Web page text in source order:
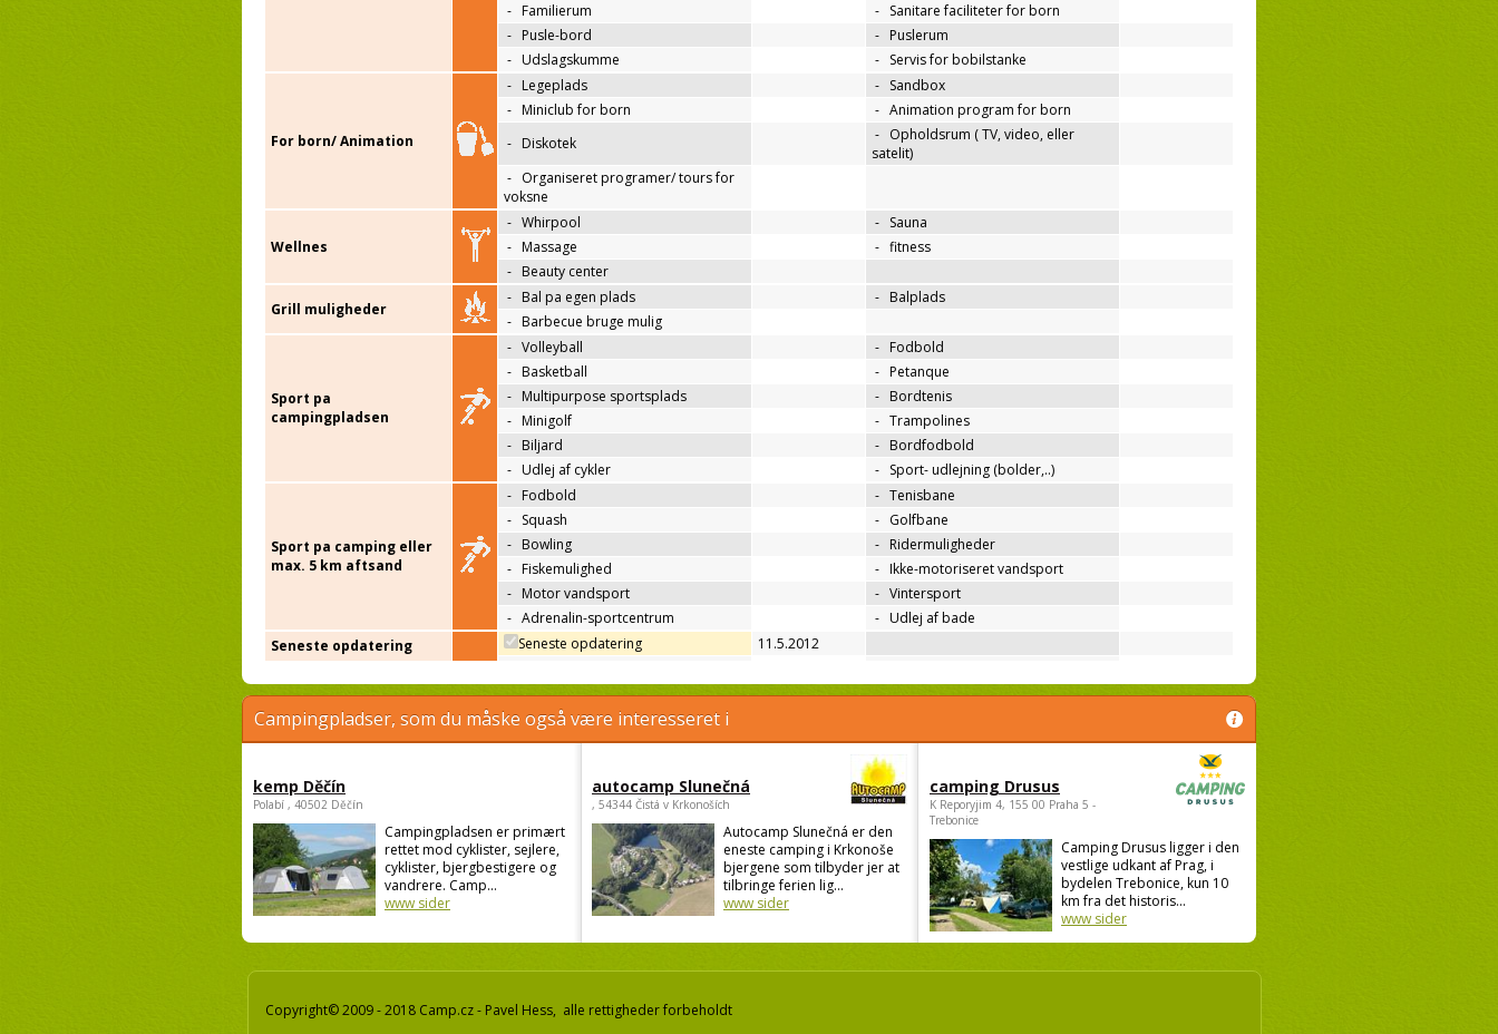
- Familierum - Sanitare faciliteter for born
- Pusle-bord - Puslerum
- Udslagskumme - Servis for bobilstanke
For born/ Animation
- Legeplads - Sandbox
- Miniclub for born - Animation program for born
- Diskotek - Opholdsrum ( TV, video, eller
satelit)
- Organiseret programer/ tours for
voksne
Wellnes
- Whirpool - Sauna
- Massage - fitness
- Beauty center
Grill muligheder
- Bal pa egen plads - Balplads
- Barbecue bruge mulig
Sport pa
campingpladsen
- Volleyball - Fodbold
- Basketball - Petanque
- Multipurpose sportsplads - Bordtenis
- Minigolf - Trampolines
- Biljard - Bordfodbold
- Udlej af cykler - Sport- udlejning (bolder,..)
Sport pa camping eller
max. 5 km aftsand
- Fodbold - Tenisbane
- Squash - Golfbane
- Bowling - Ridermuligheder
- Fiskemulighed - Ikke-motoriseret vandsport
- Motor vandsport - Vintersport
- Adrenalin-sportcentrum - Udlej af bade
Seneste opdatering
Seneste opdatering 11.5.2012
Campingpladser, som du måske også være interesseret i
kemp Děčín
Polabí , 40502 Děčín
Campingpladsen er primært
rettet mod cyklister, sejlere,
cyklister, bjergbestigere og
vandrere. Camp...
www sider
autocamp Slunečná
, 54344 Čistá v Krkonoších
Autocamp Slunečná er den
eneste camping i Krkonoše
bjergene som tilbyder jer at
tilbringe ferien lig...
www sider
camping Drusus
K Reporyjim 4, 155 00 Praha 5 -
Trebonice
Camping Drusus ligger i den
vestlige udkant af Prag, i
bydelen Trebonice, kun 10
km fra det historis...
www sider
Copyright© 2009 - 2018 Camp.cz - Pavel Hess, alle rettigheder forbeholdt